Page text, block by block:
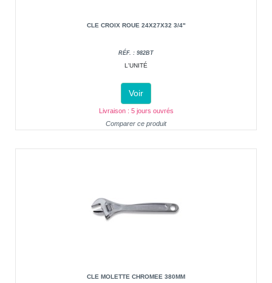
CLE CROIX ROUE 24X27X32 3/4"
RÉF. : 982BT
L'UNITÉ
Voir
Livraison : 5 jours ouvrés
Comparer ce produit
CLE MOLETTE CHROMEE 380MM